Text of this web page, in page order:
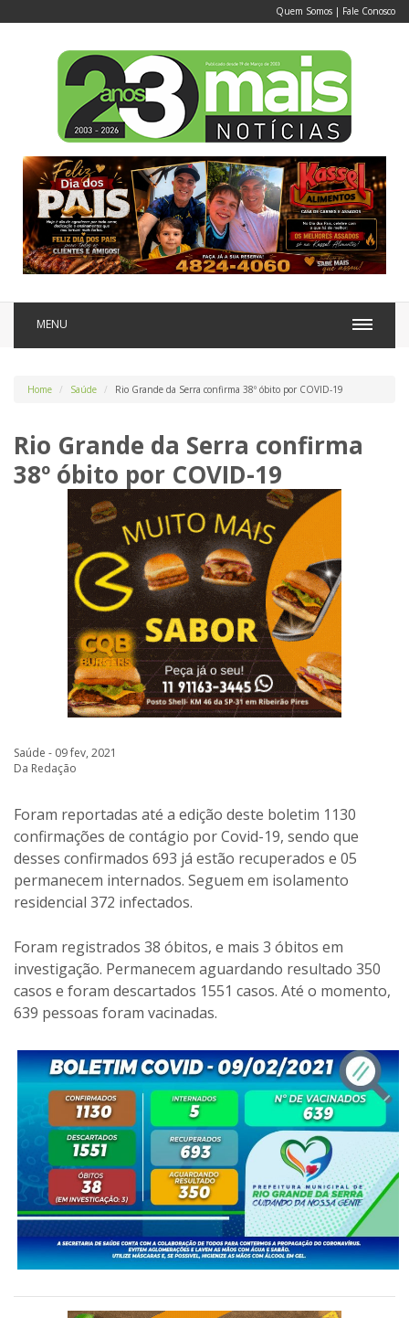
Quem Somos | Fale Conosco
MENU
Home Saúde Rio Grande da Serra confirma 38º óbito por COVID-19
Rio Grande da Serra confirma
38º óbito por COVID-19
Saúde - 09 fev, 2021
Da Redação
Foram reportadas até a edição deste boletim 1130
confirmações de contágio por Covid-19, sendo que
desses confirmados 693 já estão recuperados e 05
permanecem internados. Seguem em isolamento
residencial 372 infectados.
Foram registrados 38 óbitos, e mais 3 óbitos em
investigação. Permanecem aguardando resultado 350
casos e foram descartados 1551 casos. Até o momento,
639 pessoas foram vacinadas.